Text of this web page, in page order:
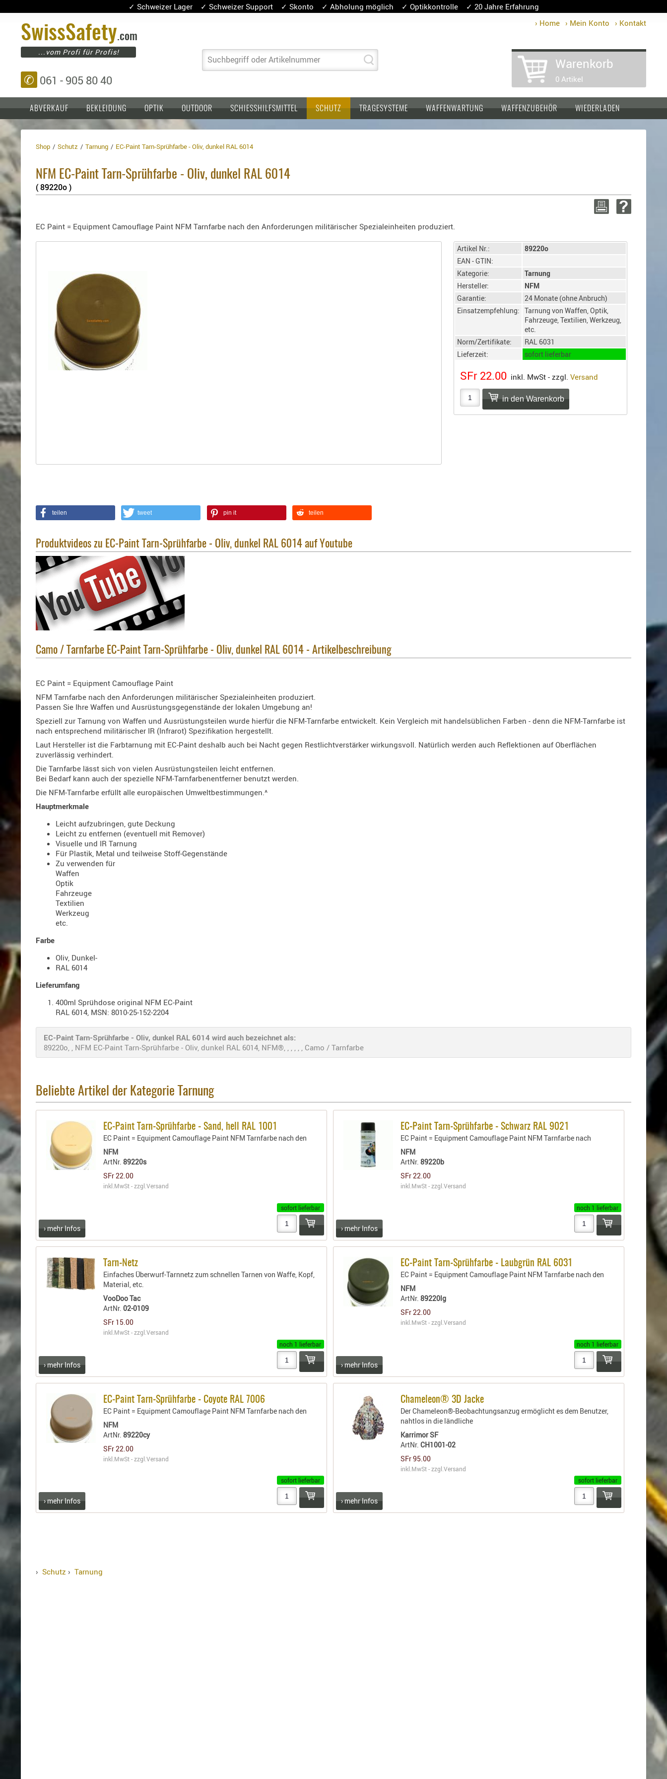
✓ Schweizer Lager ✓ Schweizer Support ✓ Skonto ✓ Abholung möglich ✓ Optikkontrolle ✓ 20 Jahre Erfahrung
› Home › Mein Konto › Kontakt
SwissSafety.com
...vom Profi für Profis!
✆ 061 - 905 80 40
Suchbegriff oder Artikelnummer Warenkorb
0 Artikel
ABVERKAUF BEKLEIDUNG OPTIK OUTDOOR SCHIESSHILFSMITTEL SCHUTZ
Einlagen,
Kopfschutz
Tragesysteme
TRAGESYSTEME
Holster
Grundplatten
Holster
Holster
Sonstige
Magazinholster
Holster-
Zubehör
WAFFENWARTUNG WAFFENZUBEHÖR WIEDERLADEN
Shop Schutz Tarnung EC-Paint Tarn-Sprühfarbe - Oliv, dunkel RAL 6014
NFM EC-Paint Tarn-Sprühfarbe - Oliv, dunkel RAL 6014
( 89220o )
EC Paint = Equipment Camouflage Paint NFM Tarnfarbe nach den Anforderungen militärischer Spezialeinheiten produziert.
Artikel Nr.:
89220o
EAN - GTIN:
Kategorie:
Tarnung
Hersteller:
NFM
Garantie:
24 Monate (ohne Anbruch)
Einsatzempfehlung: Tarnung von Waffen, Optik,
Fahrzeuge, Textilien, Werkzeug,
etc.
Norm/Zertifikate:
RAL 6031
Lieferzeit:
sofort lieferbar
SFr 22.00 inkl. MwSt - zzgl. Versand
teilen tweet pin it teilen
Produktvideos zu EC-Paint Tarn-Sprühfarbe - Oliv, dunkel RAL 6014 auf Youtube
Camo / Tarnfarbe EC-Paint Tarn-Sprühfarbe - Oliv, dunkel RAL 6014 - Artikelbeschreibung
EC Paint = Equipment Camouflage Paint
NFM Tarnfarbe nach den Anforderungen militärischer Spezialeinheiten produziert.
Passen Sie Ihre Waffen und Ausrüstungsgegenstände der lokalen Umgebung an!
Speziell zur Tarnung von Waffen und Ausrüstungsteilen wurde hierfür die NFM-Tarnfarbe entwickelt. Kein Vergleich mit handelsüblichen Farben - denn die NFM-Tarnfarbe ist
nach entsprechend militärischer IR (Infrarot) Spezifikation hergestellt.
Laut Hersteller ist die Farbtarnung mit EC-Paint deshalb auch bei Nacht gegen Restlichtverstärker wirkungsvoll. Natürlich werden auch Reflektionen auf Oberflächen
zuverlässig verhindert.
Die Tarnfarbe lässt sich von vielen Ausrüstungsteilen leicht entfernen.
Bei Bedarf kann auch der spezielle NFM-Tarnfarbenentferner benutzt werden.
Die NFM-Tarnfarbe erfüllt alle europäischen Umweltbestimmungen.^
Hauptmerkmale
Leicht aufzubringen, gute Deckung
Leicht zu entfernen (eventuell mit Remover)
Visuelle und IR Tarnung
Für Plastik, Metal und teilweise Stoff-Gegenstände
Zu verwenden für
Waffen
Optik
Fahrzeuge
Textilien
Werkzeug
etc.
Farbe
Oliv, Dunkel-
RAL 6014
Lieferumfang
400ml Sprühdose original NFM EC-Paint
RAL 6014, MSN: 8010-25-152-2204
EC-Paint Tarn-Sprühfarbe - Oliv, dunkel RAL 6014 wird auch bezeichnet als:
89220o, , NFM EC-Paint Tarn-Sprühfarbe - Oliv, dunkel RAL 6014, NFM®, , , , , , Camo / Tarnfarbe
Beliebte Artikel der Kategorie Tarnung
EC-Paint Tarn-Sprühfarbe - Sand, hell RAL 1001
EC Paint = Equipment Camouflage Paint NFM Tarnfarbe nach den
NFM
ArtNr.89220s
SFr 22.00
inkl.MwSt - zzgl.Versand
sofort lieferbar
› mehr Infos
EC-Paint Tarn-Sprühfarbe - Schwarz RAL 9021
EC Paint = Equipment Camouflage Paint NFM Tarnfarbe nach
NFM
ArtNr.89220b
SFr 22.00
inkl.MwSt - zzgl.Versand
noch 1 lieferbar
› mehr Infos
Tarn-Netz
Einfaches Überwurf-Tarnnetz zum schnellen Tarnen von Waffe, Kopf,
Material, etc.
VooDoo Tac
ArtNr.02-0109
SFr 15.00
inkl.MwSt - zzgl.Versand
noch 1 lieferbar
› mehr Infos
EC-Paint Tarn-Sprühfarbe - Laubgrün RAL 6031
EC Paint = Equipment Camouflage Paint NFM Tarnfarbe nach den
NFM
ArtNr.89220lg
SFr 22.00
inkl.MwSt - zzgl.Versand
noch 1 lieferbar
› mehr Infos
EC-Paint Tarn-Sprühfarbe - Coyote RAL 7006
EC Paint = Equipment Camouflage Paint NFM Tarnfarbe nach den
NFM
ArtNr.89220cy
SFr 22.00
inkl.MwSt - zzgl.Versand
sofort lieferbar
› mehr Infos
Chameleon® 3D Jacke
Der Chameleon®-Beobachtungsanzug ermöglicht es dem Benutzer,
nahtlos in die ländliche
Karrimor SF
ArtNr.CH1001-02
SFr 95.00
inkl.MwSt - zzgl.Versand
sofort lieferbar
› mehr Infos
› Schutz › Tarnung